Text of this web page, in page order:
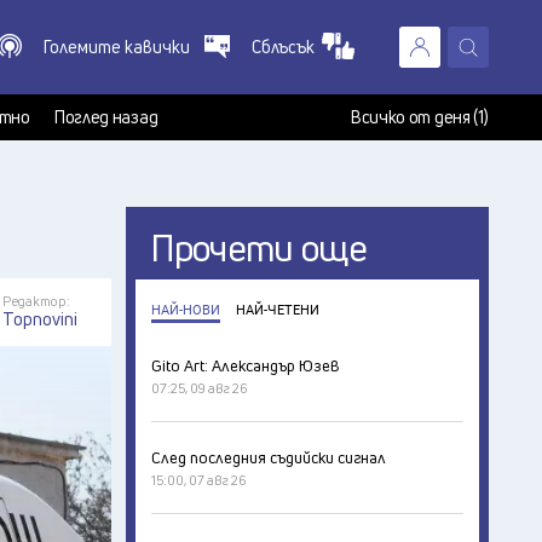
X
Големите кавички Сблъсък
Поглед назад Всичко от деня (1)
Редактор:
Topnovini
Прочети още
НАЙ-НОВИ НАЙ-ЧЕТЕНИ
Gito Art: Александър Юзев
07:25, 09 авг 26
След последния съдийски сигнал
15:00, 07 авг 26